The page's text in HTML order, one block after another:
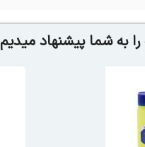
به شما پیشنهاد میدیم